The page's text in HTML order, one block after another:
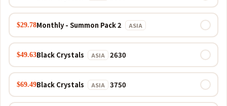
Monthly - Summon Pack 2 ASIA
$29.78
2630 Black Crystals
ASIA
$49.63
3750 Black Crystals
ASIA
$69.49